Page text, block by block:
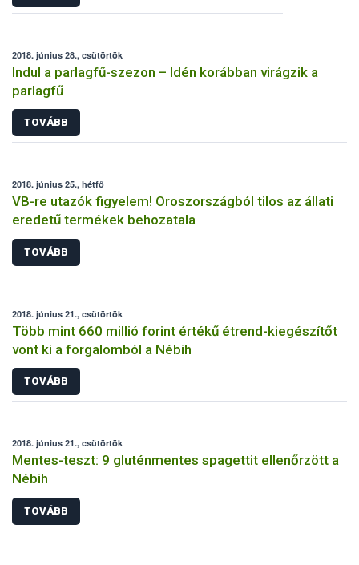
2018. június 28., csütörtök
Indul a parlagfű-szezon – Idén korábban virágzik a
parlagfű
TOVÁBB
2018. június 25., hétfő
VB-re utazók figyelem! Oroszországból tilos az állati
eredetű termékek behozatala
TOVÁBB
2018. június 21., csütörtök
Több mint 660 millió forint értékű étrend-kiegészítőt
vont ki a forgalomból a Nébih
TOVÁBB
2018. június 21., csütörtök
Mentes-teszt: 9 gluténmentes spagettit ellenőrzött a
Nébih
TOVÁBB